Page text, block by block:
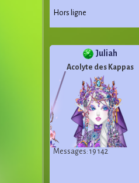
Hors ligne
Juliah
Acolyte des Kappas
Messages: 19 142